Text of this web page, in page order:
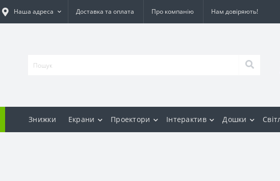
Наша адреса Доставка та оплата Про компанію Нам довіряють!
Знижки Екрани Проектори Інтерактив Дошки